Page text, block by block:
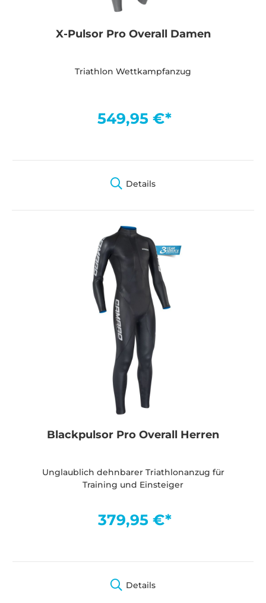
X-Pulsor Pro Overall Damen
Triathlon Wettkampfanzug
549,95 €*
Details
Blackpulsor Pro Overall Herren
Unglaublich dehnbarer Triathlonanzug für
Training und Einsteiger
379,95 €*
Details